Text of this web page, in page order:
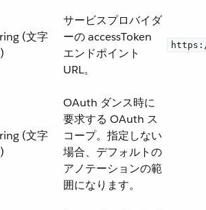
(文字
サービスプロバイダ
ーの accessToken
エンドポイント
URL。
(文字
OAuth ダンス時に
要求する OAuth ス
コープ。指定しない
場合、デフォルトの
アノテーションの範
囲になります。